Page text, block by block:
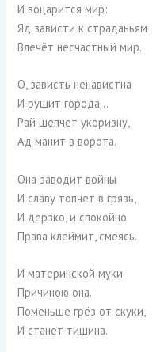
И воцарится мир:
Яд зависти к страданьям
Влечёт несчастный мир.
О, зависть ненавистна
И рушит города…
Рай шепчет укоризну,
Ад манит в ворота.
Она заводит войны
И славу топчет в грязь,
И дерзко, и спокойно
Права клеймит, смеясь.
И материнской муки
Причиною она.
Поменьше грёз от скуки,
И станет тишина.